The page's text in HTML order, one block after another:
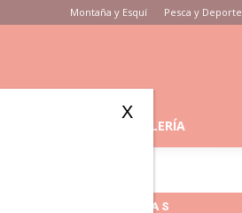
Montaña y Esquí Pesca y Deporte
GALERÍA
MARCAS
X